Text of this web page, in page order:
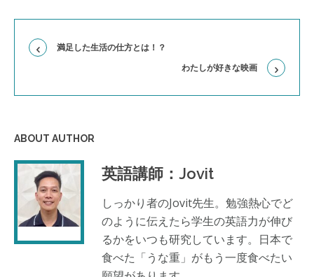
満足した生活の仕方とは！？
わたしが好きな映画
ABOUT AUTHOR
英語講師：Jovit
しっかり者のJovit先生。勉強熱心でど
のように伝えたら学生の英語力が伸び
るかをいつも研究しています。日本で
食べた「うな重」がもう一度食べたい